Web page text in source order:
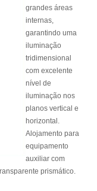
grandes áreas
internas,
garantindo uma
iluminação
tridimensional
com excelente
nível de
iluminação nos
planos vertical e
horizontal.
Alojamento para
equipamento
auxiliar com
prismático.